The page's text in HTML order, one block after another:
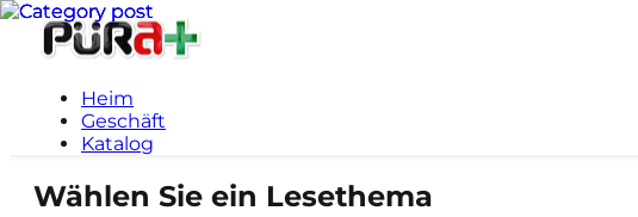
Heim
Geschäft
Katalog
Wählen Sie ein Lesethema